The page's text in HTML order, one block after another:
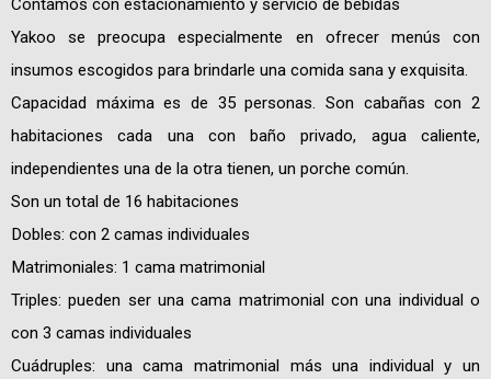
Contamos con estacionamiento y servicio de bebidas
Yakoo se preocupa especialmente en ofrecer menús con
insumos escogidos para brindarle una comida sana y exquisita.
Capacidad máxima es de 35 personas. Son cabañas con 2
habitaciones cada una con baño privado, agua caliente,
independientes una de la otra tienen, un porche común.
Son un total de 16 habitaciones
Dobles: con 2 camas individuales
Matrimoniales: 1 cama matrimonial
Triples: pueden ser una cama matrimonial con una individual o
con 3 camas individuales
Cuádruples: una cama matrimonial más una individual y un